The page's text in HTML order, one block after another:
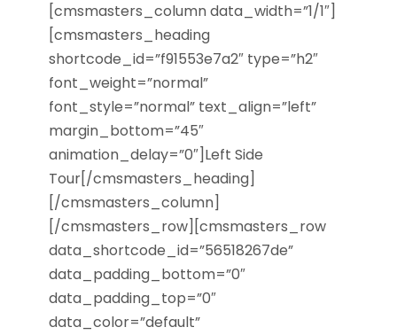
[cmsmasters_column data_width=”1/1″]
[cmsmasters_heading
shortcode_id=”f91553e7a2″ type=”h2″
font_weight=”normal”
font_style=”normal” text_align=”left”
margin_bottom=”45″
animation_delay=”0″]Left Side
Tour[/cmsmasters_heading]
[/cmsmasters_column]
[/cmsmasters_row][cmsmasters_row
data_shortcode_id=”56518267de”
data_padding_bottom=”0″
data_padding_top=”0″
data_color=”default”